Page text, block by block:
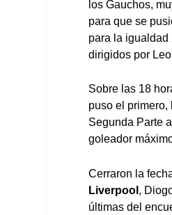
los Gauchos,
para que se
para la igualdad
dirigidos por
Sobre las 18
puso el
Segunda Parte
goleador
Cerraron la
Liverpool ,
últimas del